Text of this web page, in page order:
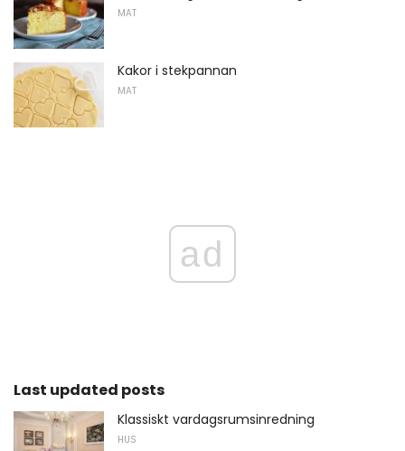
MAT
Kakor i stekpannan
MAT
ad
Last updated posts
Klassiskt vardagsrumsinredning
HUS